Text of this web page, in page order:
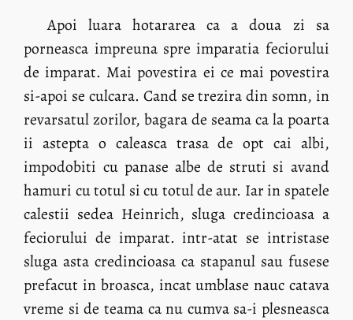
Apoi luara hotararea ca a doua zi sa
porneasca impreuna spre imparatia feciorului
de imparat. Mai povestira ei ce mai povestira
si-apoi se culcara. Cand se trezira din somn, in
revarsatul zorilor, bagara de seama ca la poarta
ii astepta o caleasca trasa de opt cai albi,
impodobiti cu panase albe de struti si avand
hamuri cu totul si cu totul de aur. Iar in spatele
calestii sedea Heinrich, sluga credincioasa a
feciorului de imparat. intr-atat se intristase
sluga asta credincioasa ca stapanul sau fusese
prefacut in broasca, incat umblase nauc catava
vreme si de teama ca nu cumva sa-i plesneasca